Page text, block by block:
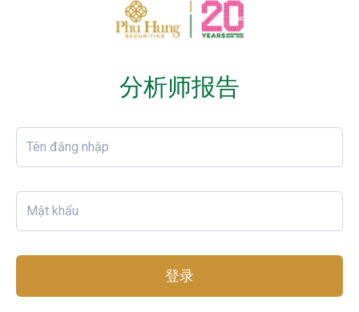
分析师报告
登录